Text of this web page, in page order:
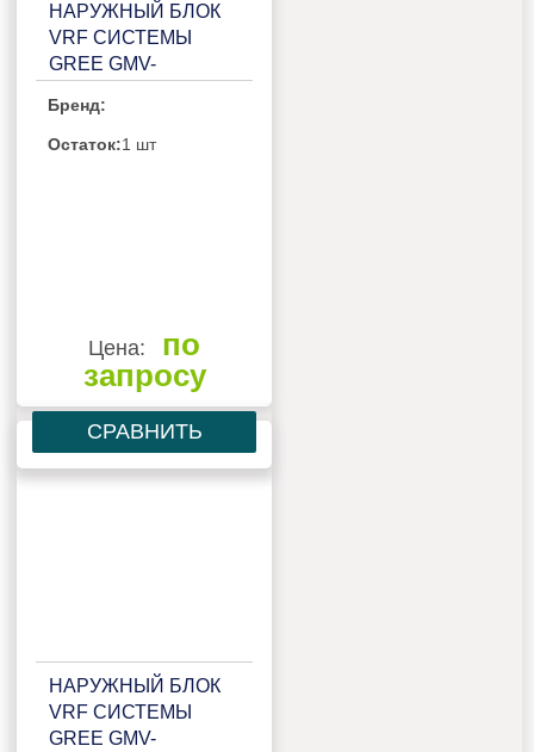
НАРУЖНЫЙ БЛОК
VRF СИСТЕМЫ
GREE GMV-
Бренд:
Остаток:1 шт
Цена:
по
запросу
СРАВНИТЬ
НАРУЖНЫЙ БЛОК
VRF СИСТЕМЫ
GREE GMV-